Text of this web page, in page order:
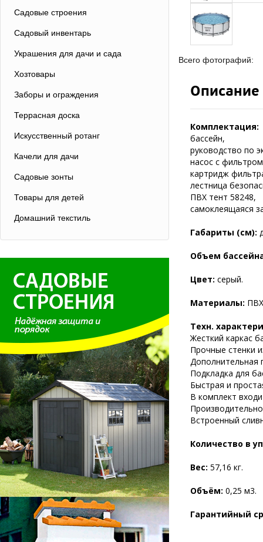
Садовые строения
Садовый инвентарь
Украшения для дачи и сада
Хозтовары
Заборы и ограждения
Террасная доска
Искусственный ротанг
Качели для дачи
Садовые зонты
Товары для детей
Домашний текстиль
Всего фотографий:
Описание
Комплектация:
бассейн,
руководство по
насос с
картридж
лестница
ПВХ тент 58248,
самоклеящаяся
Габариты (см):
Объем
Цвет: серый.
Материалы:
Техн.
Жесткий каркас
Прочные стенки
Дополнительная
Подкладка для
Быстрая и
В комплект
Встроенный
Количество в
Вес: 57,16 кг.
Объём: 0,25 м3.
Гарантийный